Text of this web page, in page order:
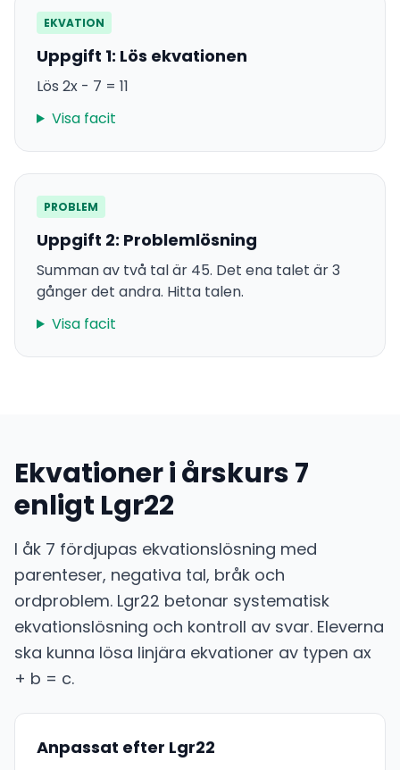
EKVATION
Uppgift 1: Lös ekvationen
Lös 2x - 7 = 11
Visa facit
PROBLEM
Uppgift 2: Problemlösning
Summan av två tal är 45. Det ena talet är 3
gånger det andra. Hitta talen.
Visa facit
Ekvationer i årskurs 7
enligt Lgr22
I åk 7 fördjupas ekvationslösning med
parenteser, negativa tal, bråk och
ordproblem. Lgr22 betonar systematisk
ekvationslösning och kontroll av svar. Eleverna
ska kunna lösa linjära ekvationer av typen ax
+ b = c.
Anpassat efter Lgr22